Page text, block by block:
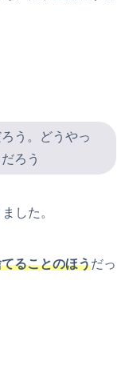
う。どうやっ
ろう
した。
ることのほうだっ